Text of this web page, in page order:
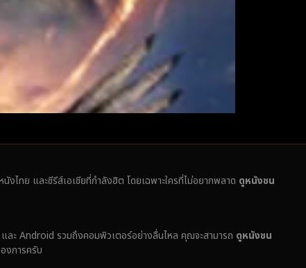
ไทย และซีรีส์เอเชียที่กำลังฮิต โดยเฉพาะใครที่ไม่อยากพลาด ดูหนังชน
และ Android รวมถึงคอมพิวเตอร์อย่างลื่นไหล คุณจะสามารถ ดูหนังชน
งการครับ